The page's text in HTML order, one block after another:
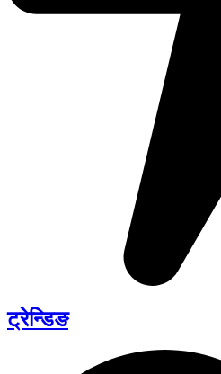
ट्रेन्डिङ